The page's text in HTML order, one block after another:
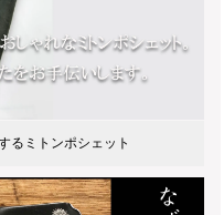
るミトンポシェット